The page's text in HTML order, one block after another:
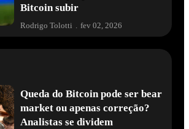
Bitcoin subir
Rodrigo Tolotti fev 02, 2026
Queda do Bitcoin pode ser bear
market ou apenas correção?
Analistas se dividem